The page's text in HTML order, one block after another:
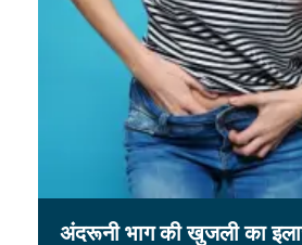
अंदरूनी भाग की खुजली का